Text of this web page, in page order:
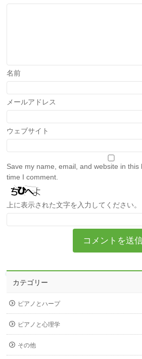
名前
メールアドレス
ウェブサイト
Save my name, email, and website in
time I comment.
上に表示された文字を入力してください。
カテゴリー
ピアノとハープ
ピアノと心理学
その他